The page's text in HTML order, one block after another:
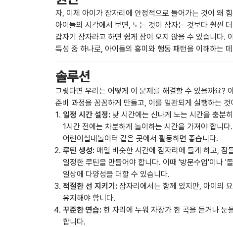
자, 이제 아이가 잠자리에 안정적으로 들어가는 것이 왜
아이들의 시각에서 보면, 노는 것이 잠자는 것보다 훨씬
갑자기 잠자라고 하면 쉽게 잠이 오지 않을 수 있습니다.
특성 중 하나로, 아이들의 흥미와 행동 패턴을 이해하는
솔루션
그렇다면 우리는 어떻게 이 문제를 해결할 수 있을까요?
준비 과정을 꼼꼼하게 만들고, 이를 일관되게 실행하는
일정 시간 설정: 낮 시간에는 신나게 노는 시간을 충분
1시간 전에는 차분하게 놀이하는 시간을 가져야 합니
어린이실내놀이터 같은 곳에서 활동하면 좋습니다.
루틴 생성: 매일 비슷한 시간에 잠자리에 들게 하고, 잠
일정한 루틴을 만들어야 합니다. 이때 '방문수업'이나 '
일상에 다양성을 더할 수 있습니다.
적절한 선 지키기: 잠자리에서는 함께 있지만, 아이의
유지해야 합니다.
꾸준한 연습: 한 자리에 누워 자장가 한 곡을 듣거나 눈
합니다.